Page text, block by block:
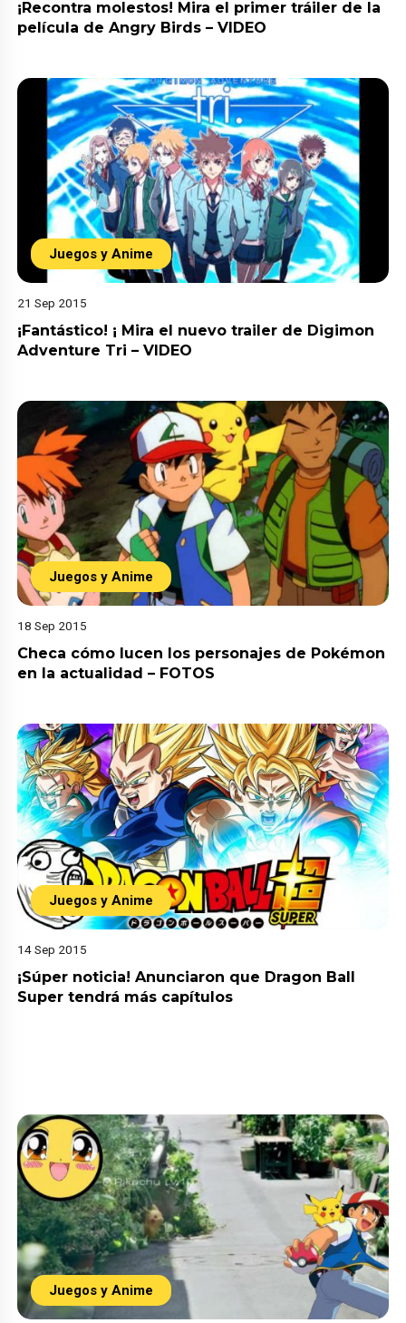
¡Recontra molestos! Mira el primer tráiler de la
película de Angry Birds – VIDEO
Juegos y Anime
21 Sep 2015
¡Fantástico! ¡ Mira el nuevo trailer de Digimon
Adventure Tri – VIDEO
Juegos y Anime
18 Sep 2015
Checa cómo lucen los personajes de Pokémon
en la actualidad – FOTOS
Juegos y Anime
14 Sep 2015
¡Súper noticia! Anunciaron que Dragon Ball
Super tendrá más capítulos
Juegos y Anime